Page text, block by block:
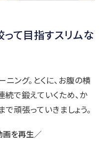
って目指すスリムな
ング。とくに、お腹の横
続で鍛えていくため、か
頑張っていきましょう。
画を再生／